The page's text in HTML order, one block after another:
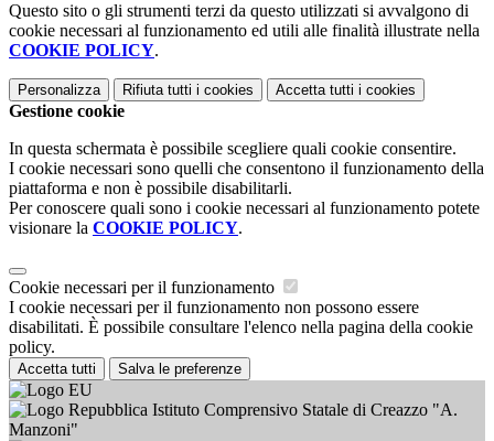
Questo sito o gli strumenti terzi da questo utilizzati si avvalgono di
cookie necessari al funzionamento ed utili alle finalità illustrate nella
COOKIE POLICY.
Personalizza Rifiuta tutti i cookies Accetta tutti i cookies
Gestione cookie
In questa schermata è possibile scegliere quali cookie consentire.
I cookie necessari sono quelli che consentono il funzionamento della
piattaforma e non è possibile disabilitarli.
Per conoscere quali sono i cookie necessari al funzionamento potete
visionare la COOKIE POLICY.
Cookie necessari per il funzionamento
I cookie necessari per il funzionamento non possono essere
disabilitati. È possibile consultare l'elenco nella pagina della cookie
policy.
Accetta tutti Salva le preferenze
Istituto Comprensivo Statale di Creazzo "A.
Manzoni"